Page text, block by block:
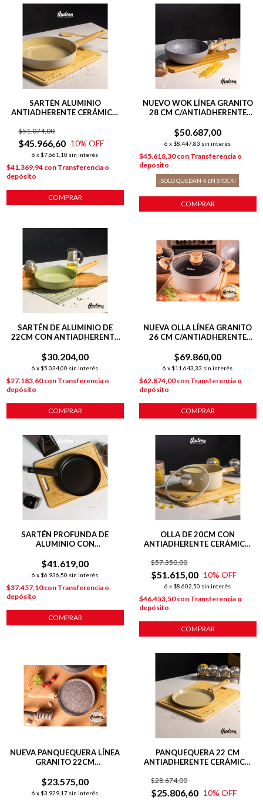
SARTÉN ALUMINIO
ANTIADHERENTE CERÁMICO
$45.966,60
$51.074,00
10% OFF
6 x $7.661,10 sin interés
$41.369,94 con Transferencia o
depósito
COMPRAR
NUEVO WOK LÍNEA GRANITO
28 CM C/ANTIADHERENTE
$50.687,00
6 x $8.447,83 sin interés
$45.618,30con Transferencia o
depósito
¡SOLO QUEDAN4 EN STOCK!
COMPRAR
SARTÉN DE ALUMINIO DE
22CM CON ANTIADHERENTE
$30.204,00
6 x $5.034,00 sin interés
$27.183,60con Transferencia o
depósito
COMPRAR
NUEVA OLLA LÍNEA GRANITO
26 CM C/ANTIADHERENTE
$69.860,00
6 x $11.643,33 sin interés
$62.874,00con Transferencia o
depósito
COMPRAR
SARTÉN PROFUNDA DE
ALUMINIO CON
$41.619,00
6 x $6.936,50 sin interés
$37.457,10con Transferencia o
depósito
COMPRAR
OLLA DE 20CM CON
ANTIADHERENTE CERÁMICO
INDUCCIÓN
$51.615,00
$57.350,00
10% OFF
6 x $8.602,50 sin interés
$46.453,50con Transferencia o
depósito
COMPRAR
NUEVA PANQUEQUERA LÍNEA
GRANITO 22CM
$23.575,00
6 x $3.929,17 sin interés
PANQUEQUERA 22 CM
ANTIADHERENTE CERÁMICO
$25.806,60
$28.674,00
10% OFF